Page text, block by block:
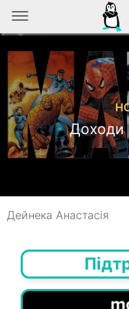
Доходи
Дейнека Анастасiя